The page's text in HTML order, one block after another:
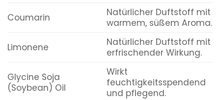
Coumarin
Natürlicher Duftstoff mit
warmem, süßem Aroma.
Limonene
Natürlicher Duftstoff mit
erfrischender Wirkung.
Glycine Soja
(Soybean) Oil
Wirkt
feuchtigkeitsspendend
und pflegend.